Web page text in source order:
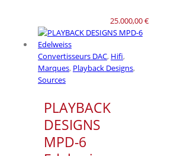
25.000,00€
Convertisseurs DAC, Hifi,
Marques, Playback Designs,
Sources
PLAYBACK
DESIGNS
MPD-6